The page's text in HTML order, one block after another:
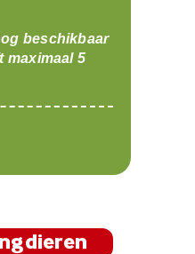
beschikbaar
maximaal 5